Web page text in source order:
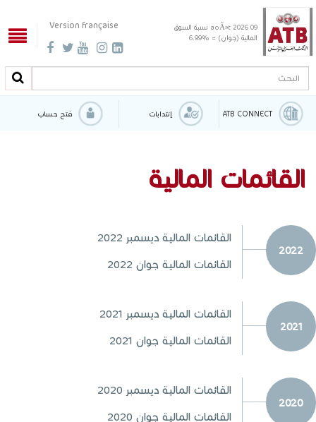
Version française 09 aoÃ»t 2026
نسبة السوق
المالية (جوان) = %6.99
البحث
ATB CONNECT إنتدابات فتح حساب
القائمات المالية
2022
القائمات المالية ديسمبر 2022
القائمات المالية جوان 2022
2021
القائمات المالية ديسمبر 2021
القائمات المالية جوان 2021
2020
القائمات المالية ديسمبر 2020
القائمات المالية جوان 2020